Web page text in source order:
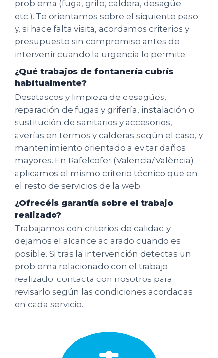
problema (fuga, grifo, caldera, desagüe,
etc.). Te orientamos sobre el siguiente paso
y, si hace falta visita, acordamos criterios y
presupuesto sin compromiso antes de
intervenir cuando la urgencia lo permite.
¿Qué trabajos de fontanería cubrís
habitualmente?
Desatascos y limpieza de desagües,
reparación de fugas y grifería, instalación o
sustitución de sanitarios y accesorios,
averías en termos y calderas según el caso, y
mantenimiento orientado a evitar daños
mayores. En Rafelcofer (Valencia/València)
aplicamos el mismo criterio técnico que en
el resto de servicios de la web.
¿Ofrecéis garantía sobre el trabajo
realizado?
Trabajamos con criterios de calidad y
dejamos el alcance aclarado cuando es
posible. Si tras la intervención detectas un
problema relacionado con el trabajo
realizado, contacta con nosotros para
revisarlo según las condiciones acordadas
en cada servicio.